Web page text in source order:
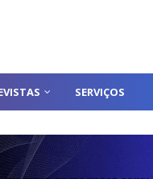
SERVIÇOS